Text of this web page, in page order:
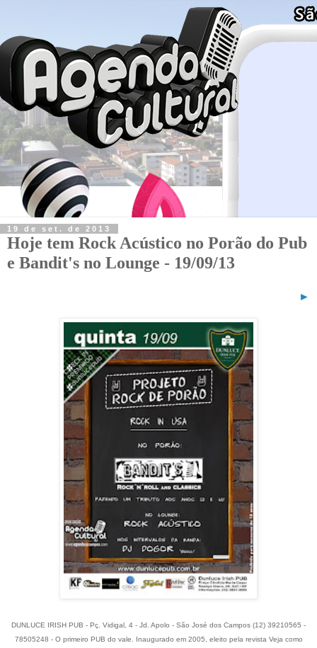
19 de set. de 2013
Hoje tem Rock Acústico no Porão do Pub
e Bandit's no Lounge - 19/09/13
►
DUNLUCE IRISH PUB - Pç. Vidigal, 4 - Jd. Apolo - São José dos Campos (12) 39210565 -
78505248 - O primeiro PUB do vale. Inaugurado em 2005, eleito pela revista Veja como